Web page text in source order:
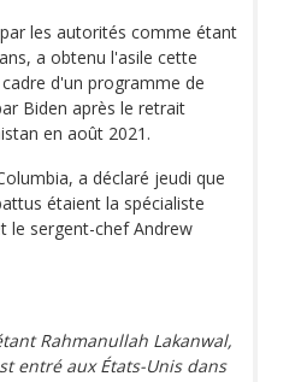
les autorités comme étant
a obtenu l'asile cette
d'un programme de
Biden après le retrait
en août 2021.
a déclaré jeudi que
étaient la spécialiste
le sergent-chef Andrew
Rahmanullah Lakanwal,
entré aux États-Unis dans